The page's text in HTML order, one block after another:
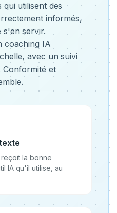
utilisent des
informés,
s'en servir.
coaching IA
avec un suivi
Conformité et
la bonne
IA qu'il utilise, au